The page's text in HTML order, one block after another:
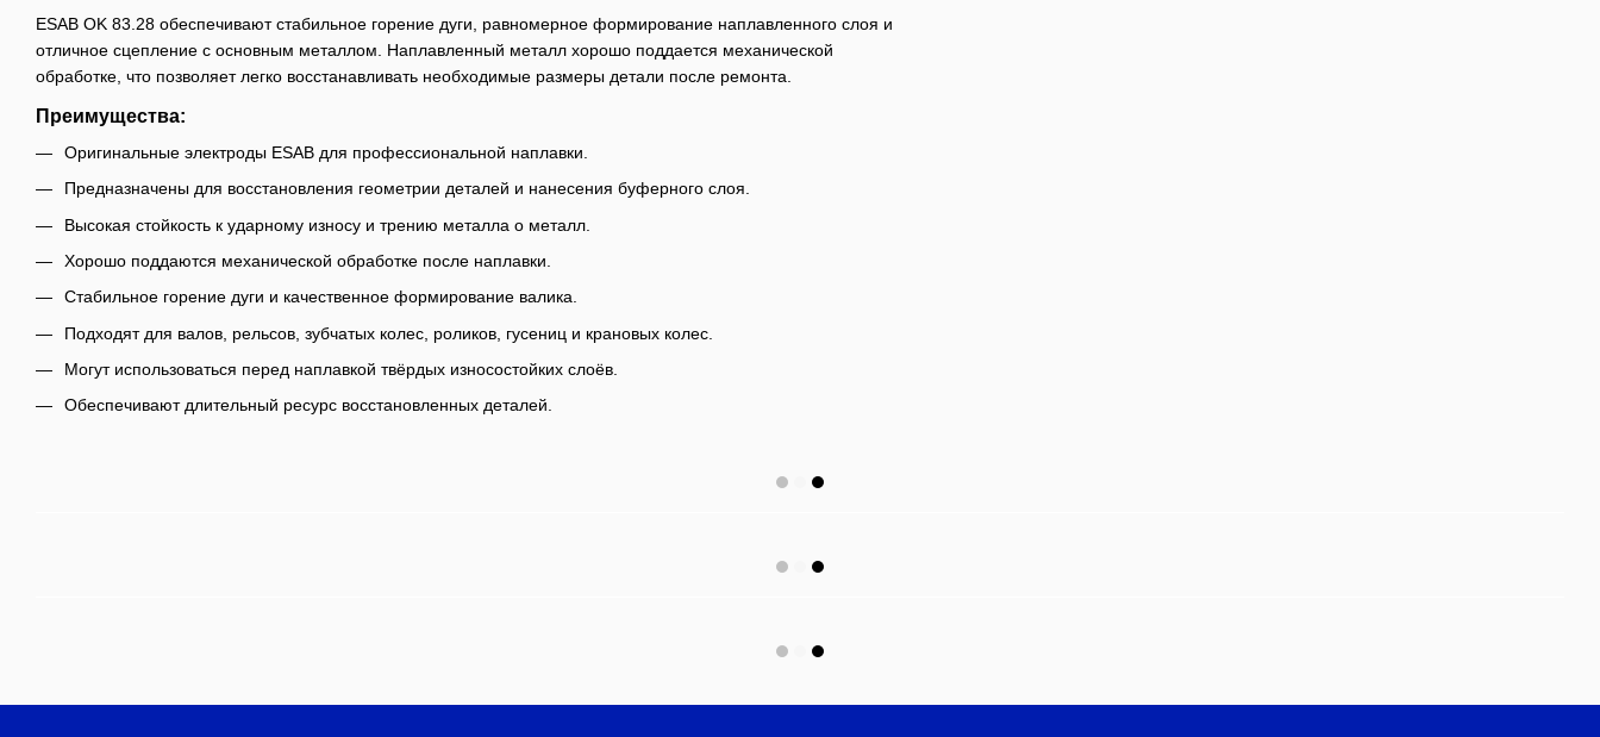
ESAB OK 83.28 обеспечивают стабильное горение дуги, равномерное формирование наплавленного слоя и
отличное сцепление с основным металлом. Наплавленный металл хорошо поддается механической
обработке, что позволяет легко восстанавливать необходимые размеры детали после ремонта.
Преимущества:
Оригинальные электроды ESAB для профессиональной наплавки.
Предназначены для восстановления геометрии деталей и нанесения буферного слоя.
Высокая стойкость к ударному износу и трению металла о металл.
Хорошо поддаются механической обработке после наплавки.
Стабильное горение дуги и качественное формирование валика.
Подходят для валов, рельсов, зубчатых колес, роликов, гусениц и крановых колес.
Могут использоваться перед наплавкой твёрдых износостойких слоёв.
Обеспечивают длительный ресурс восстановленных деталей.